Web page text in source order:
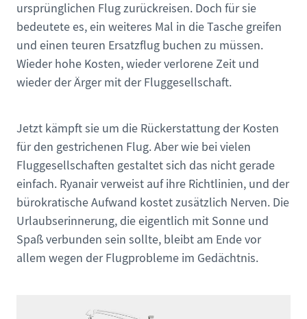
ursprünglichen Flug zurückreisen. Doch für sie
bedeutete es, ein weiteres Mal in die Tasche greifen
und einen teuren Ersatzflug buchen zu müssen.
Wieder hohe Kosten, wieder verlorene Zeit und
wieder der Ärger mit der Fluggesellschaft.
Jetzt kämpft sie um die Rückerstattung der Kosten
für den gestrichenen Flug. Aber wie bei vielen
Fluggesellschaften gestaltet sich das nicht gerade
einfach. Ryanair verweist auf ihre Richtlinien, und der
bürokratische Aufwand kostet zusätzlich Nerven. Die
Urlaubserinnerung, die eigentlich mit Sonne und
Spaß verbunden sein sollte, bleibt am Ende vor
allem wegen der Flugprobleme im Gedächtnis.